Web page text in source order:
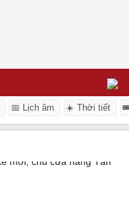
📅 Lịch âm ☀️ Thời tiết